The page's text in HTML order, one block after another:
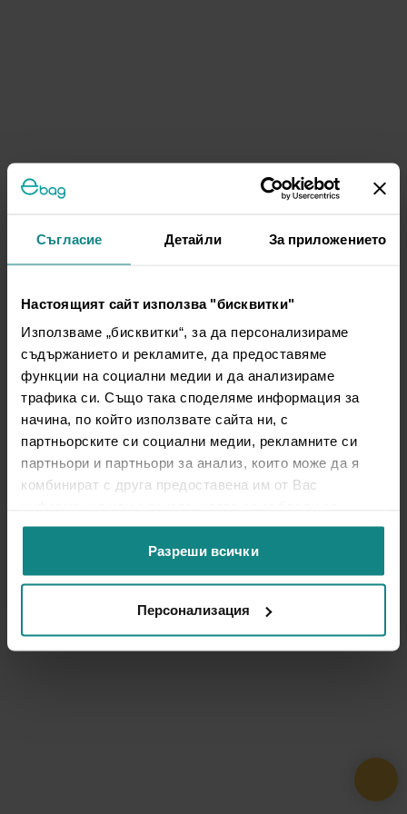
Съгласие Детайли За приложението
Настоящият сайт използва "бисквитки"
Използваме „бисквитки“, за да персонализираме
съдържанието и рекламите, да предоставяме
функции на социални медии и да анализираме
трафика си. Също така споделяме информация за
начина, по който използвате сайта ни, с
партньорските си социални медии, рекламните си
партньори и партньори за анализ, които може да я
комбинират с друга предоставена им от Вас
ползването от Ваша страна на услугите им.
Разреши всички
Персонализация